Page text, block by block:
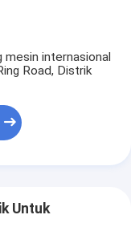
internasional
Road, Distrik
Untuk